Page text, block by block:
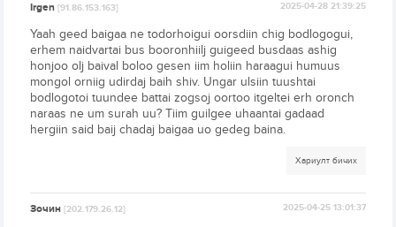
Irgen[91.86.153.163] 2025-04-28 21:39:25
Yaah geed baigaa ne todorhoigui oorsdiin chig bodlogogui,
erhem naidvartai bus booronhiilj guigeed busdaas ashig
honjoo olj baival boloo gesen iim holiin haraagui humuus
mongol orniig udirdaj baih shiv. Ungar ulsiin tuushtai
bodlogotoi tuundee battai zogsoj oortoo itgeltei erh oronch
naraas ne um surah uu? Tiim guilgee uhaantai gadaad
hergiin said baij chadaj baigaa uo gedeg baina.
Хариулт бичих
Зочин[202.179.26.12] 2025-04-25 13:01:37